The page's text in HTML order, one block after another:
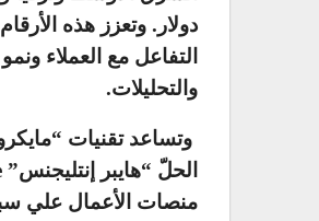
دولار. وتعزز هذه
التفاعل مع العملاء
والتحليلات.
وتساعد تقنيات
الحلّ “هايبر إنتليجنس”
منصات الأعمال علي